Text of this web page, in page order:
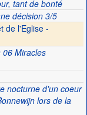
tant de bonté
décision 3/5
de l'Eglise -
Miracles
nocturne d'un coeur
lors de la